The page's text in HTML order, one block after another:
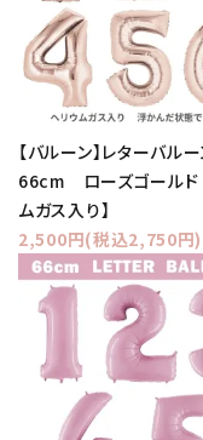
【バルーン】レターバル
66cm ローズゴールド
ムガス入り】
2,500円(税込2,750円)